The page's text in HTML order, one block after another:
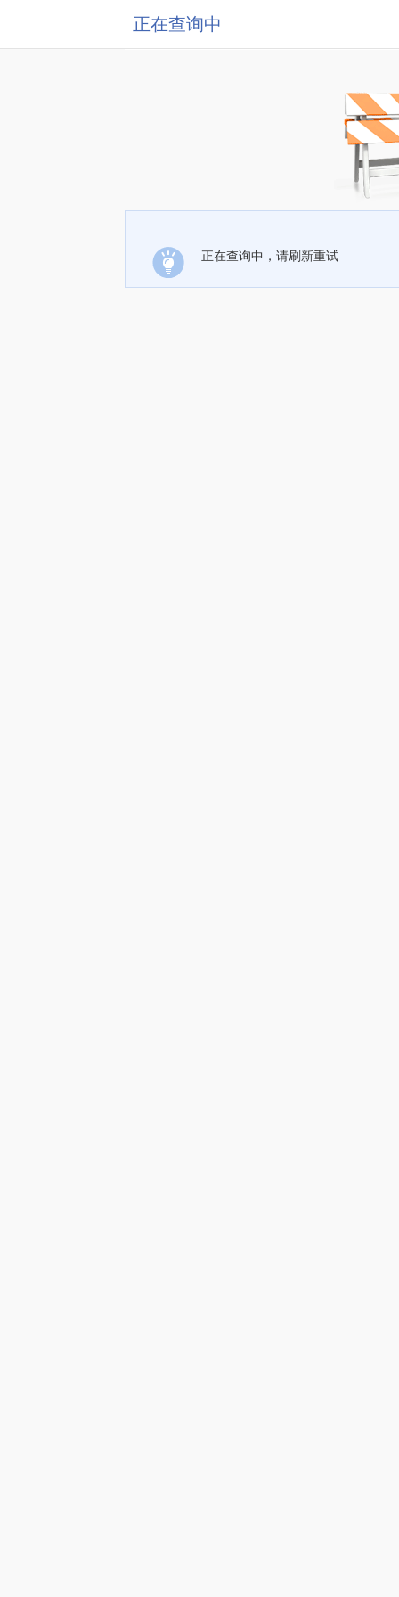
正在查询中
正在查询中，请刷新重试